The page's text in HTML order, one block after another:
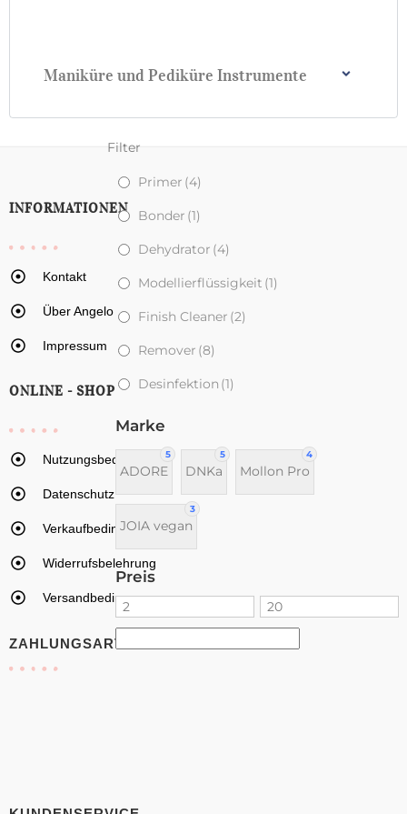
Maniküre und Pediküre Instrumente
Filter
Primer (4)
Bonder (1)
Dehydrator (4)
Modellierflüssigkeit (1)
Finish Cleaner (2)
Remover (8)
Desinfektion (1)
Marke
5
ADORE
5
DNKa
4
Mollon Pro
3
JOIA vegan
Preis
INFORMATIONEN
Kontakt
Über Angelo
Impressum
ONLINE - SHOP
Nutzungsbedingungen
Datenschutz
Verkaufbedingungen
Widerrufsbelehrung
Versandbedingungen
ZAHLUNGSARTEN